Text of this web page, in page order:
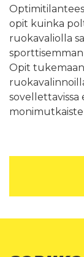
opit kuinka
ruokavaliolla
Opit
sovellettavissa